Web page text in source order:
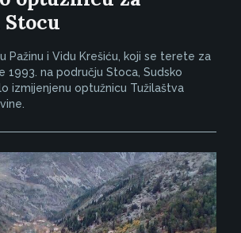
Pažinu i Vidu Krešiću, koji se terete za
1993. na području Stoca, Sudsko
izmijenjenu optužnicu Tužilaštva